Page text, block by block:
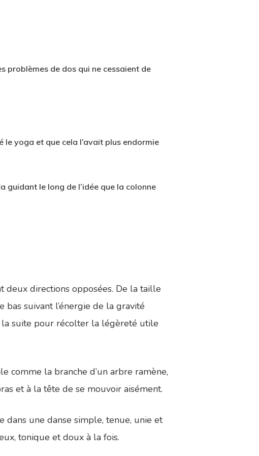
problèmes de dos qui ne cessaient de
le yoga et que cela l’avait plus endormie
guidant le long de l’idée que la colonne
deux directions opposées. De la taille
suivant l’énergie de la gravité
la suite pour récolter la légèreté utile
comme la branche d’un arbre ramène,
et à la tête de se mouvoir aisément.
une danse simple, tenue, unie et
tonique et doux à la fois.